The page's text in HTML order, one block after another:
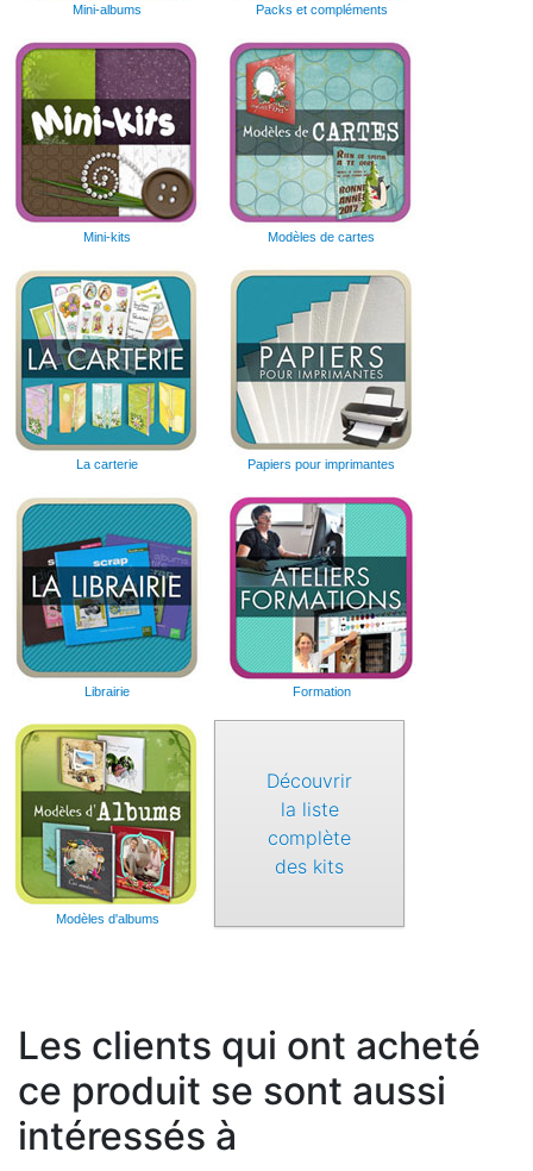
Mini-albums Packs et compléments
Mini-kits Modèles de cartes
La carterie Papiers pour imprimantes
Librairie Formation
Modèles d'albums
Découvrir
la liste
complète
des kits
Les clients qui ont acheté
ce produit se sont aussi
intéressés à